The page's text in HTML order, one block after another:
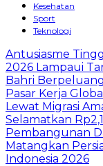
Kesehatan
Sport
Teknologi
Antusiasme
2026 Lampaui
Bahri
Pasar Kerja
Lewat Migrasi
Selamatkan
Pembangunan
Matangkan
Indonesia 2026